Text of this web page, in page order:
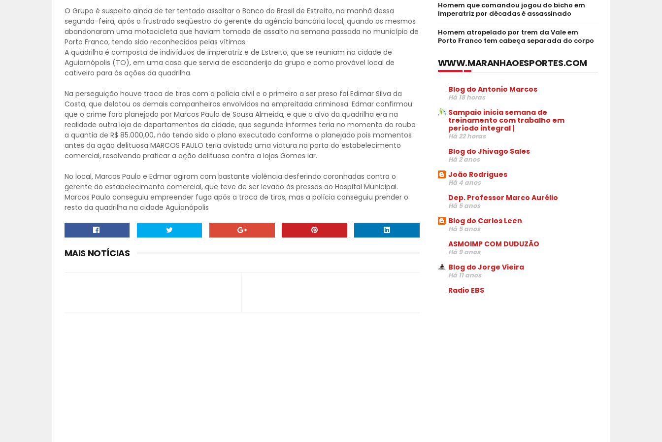
O Grupo é suspeito ainda de ter tentado assaltar o Banco do Brasil de Estreito, na manhã dessa
segunda-feira, após o frustrado seqüestro do gerente da agência bancária local, quando os mesmos
abandonaram uma motocicleta que haviam tomado de assalto na semana passada no município de
Porto Franco, tendo sido reconhecidos pelas vítimas.
A quadrilha é composta de indivíduos de imperatriz e de Estreito, que se reuniam na cidade de
Aguiarnópolis (TO), em uma casa que servia de esconderijo do grupo e como provável local de
cativeiro para às ações da quadrilha.
Na perseguição houve troca de tiros com a polícia civil e o primeiro a ser preso foi Edimar Silva da
Costa, que delatou os demais companheiros envolvidos na empreitada criminosa. Edmar confirmou
que o crime fora planejado por Marcos Paulo de Sousa Almeida, e que o alvo da quadrilha era na
realidade outra loja de departamentos da cidade, que segundo informes teria no momento do roubo
a quantia de R$ 85.000,00, não tendo sido o plano executado conforme o planejado pois momentos
antes da ação delituosa MARCOS PAULO teria avistado uma viatura na porta do estabelecimento
comercial, resolvendo praticar a ação delituosa contra a lojas Gomes lar.
No local, Marcos Paulo e Edmar agiram com bastante violência desferindo coronhadas contra o
gerente do estabelecimento comercial, que teve de ser levado às pressas ao Hospital Municipal.
Marcos Paulo conseguiu empreender fuga após a troca de tiros, mas a polícia conseguiu prender o
resto da quadrilha na cidade Aguianópolis
MAIS NOTÍCIAS
Homem que comandou jogou do bicho em
Imperatriz por décadas é assassinado
Homem atropelado por trem da Vale em
Porto Franco tem cabeça separada do corpo
WWW.MARANHAOESPORTES.COM
Blog do Antonio Marcos
Há 18 horas
Sampaio inicia semana de
treinamento com trabalho em
período integral |
Há 22 horas
Blog do Jhivago Sales
Há 2 anos
João Rodrigues
Há 4 anos
Dep. Professor Marco Aurélio
Há 5 anos
Blog do Carlos Leen
Há 5 anos
ASMOIMP COM DUDUZÃO
Há 9 anos
Blog do Jorge Vieira
Há 11 anos
Radio EBS